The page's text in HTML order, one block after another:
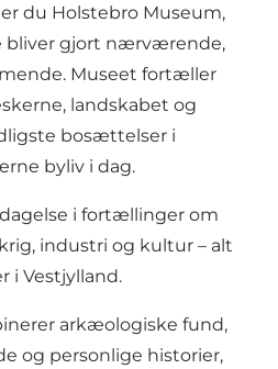
du Holstebro Museum,
bliver gjort nærværende,
Museet fortæller
landskabet og
bosættelser i
byliv i dag.
i fortællinger om
industri og kultur – alt
i Vestjylland.
arkæologiske fund,
og personlige historier,